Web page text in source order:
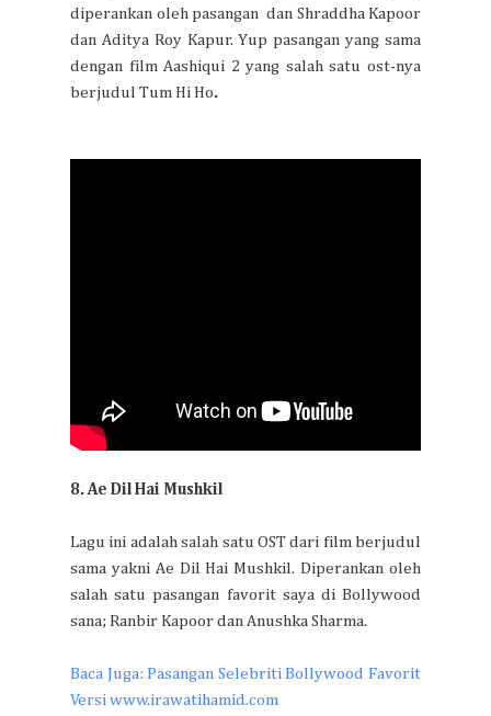
diperankan oleh pasangan dan Shraddha Kapoor
dan Aditya Roy Kapur. Yup pasangan yang sama
dengan film Aashiqui 2 yang salah satu ost-nya
berjudul Tum Hi Ho.
8. Ae Dil Hai Mushkil
Lagu ini adalah salah satu OST dari film berjudul
sama yakni Ae Dil Hai Mushkil. Diperankan oleh
salah satu pasangan favorit saya di Bollywood
sana; Ranbir Kapoor dan Anushka Sharma.
Baca Juga: Pasangan Selebriti Bollywood Favorit
Versi www.irawatihamid.com